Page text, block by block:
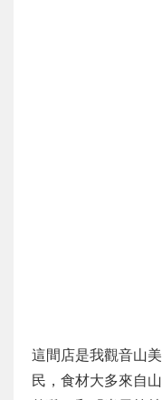
這間店是我觀音山
民，食材大多來自